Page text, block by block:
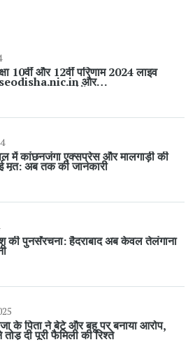
10वीं और 12वीं परिणाम 2024 लाइव
और
पर जांचें
में कांछनजंगा एक्सप्रेस और मालगाड़ी की
अब तक की जानकारी
की पुनर्संरचना: हैदराबाद अब केवल तेलंगाना
के पिता ने बेटे और बहू पर बनाया आरोप,
तोड़ दी पूरी फैमिली की रिश्ते